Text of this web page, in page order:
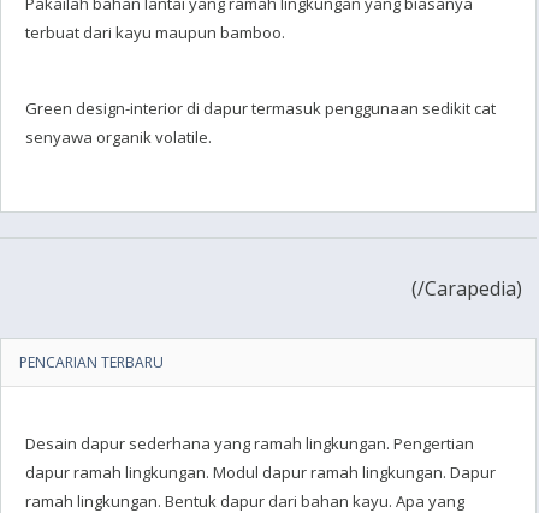
terbuat dari kayu maupun bamboo.
Green design-interior di dapur termasuk penggunaan sedikit cat
senyawa organik volatile.
(/Carapedia)
PENCARIAN TERBARU
Desain dapur sederhana yang ramah lingkungan. Pengertian
dapur ramah lingkungan. Modul dapur ramah lingkungan. Dapur
ramah lingkungan. Bentuk dapur dari bahan kayu. Apa yang